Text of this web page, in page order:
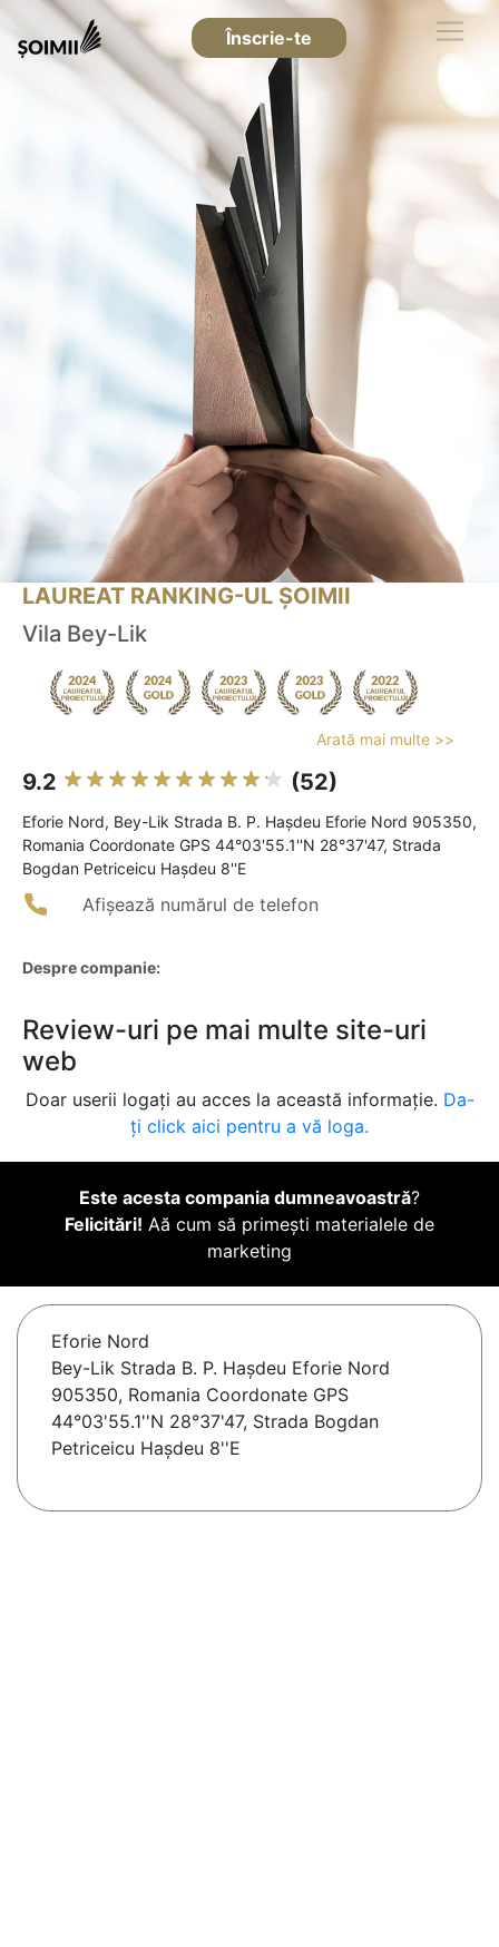
Înscrie-te
LAUREAT RANKING-UL ȘOIMII
Vila Bey-Lik
Arată mai multe >>
9.2 (52)
Eforie Nord, Bey-Lik Strada B. P. Hașdeu Eforie Nord 905350,
Romania Coordonate GPS 44°03'55.1''N 28°37'47, Strada
Bogdan Petriceicu Haşdeu 8''E
Afișează numărul de telefon
Despre companie:
Review-uri pe mai multe site-uri
web
Doar userii logați au acces la această informație. Da-
ți click aici pentru a vă loga.
Este acesta compania dumneavoastră?
Felicitări! Aă cum să primești materialele de
marketing
Eforie Nord
Bey-Lik Strada B. P. Hașdeu Eforie Nord
905350, Romania Coordonate GPS
44°03'55.1''N 28°37'47, Strada Bogdan
Petriceicu Haşdeu 8''E